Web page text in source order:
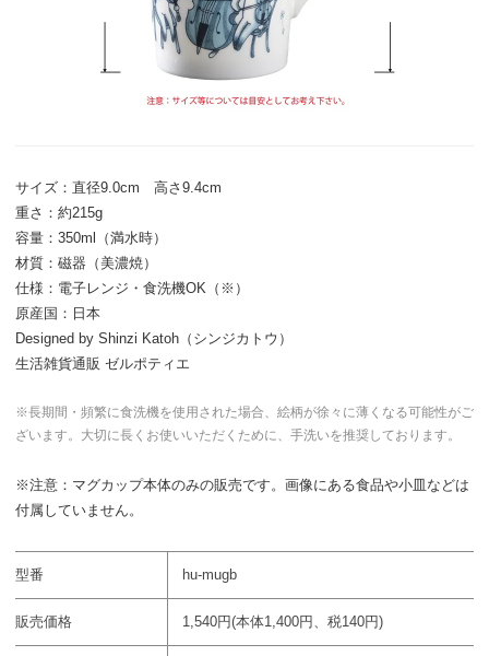
サイズ：直径9.0cm 高さ9.4cm
重さ：約215g
容量：350ml（満水時）
材質：磁器（美濃焼）
仕様：電子レンジ・食洗機OK（※）
原産国：日本
Designed by Shinzi Katoh（シンジカトウ）
生活雑貨通販 ゼルポティエ
※長期間・頻繁に食洗機を使用された場合、絵柄が徐々に薄くなる可能性がご
ざいます。大切に長くお使いいただくために、手洗いを推奨しております。
※注意：マグカップ本体のみの販売です。画像にある食品や小皿などは
付属していません。
型番 hu-mugb
販売価格 1,540円(本体1,400円、税140円)